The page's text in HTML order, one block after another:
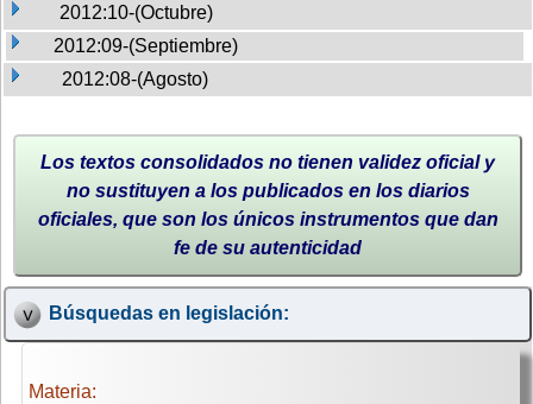
2012:10-(Octubre)
2012:09-(Septiembre)
2012:08-(Agosto)
Los textos consolidados no tienen validez oficial y
no sustituyen a los publicados en los diarios
oficiales, que son los únicos instrumentos que dan
fe de su autenticidad
Búsquedas en legislación:
Materia: